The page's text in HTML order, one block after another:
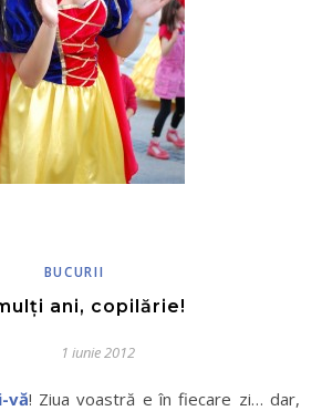
BUCURII
ani, copilărie!
1 iunie 2012
vă! Ziua voastră e în fiecare zi… dar,